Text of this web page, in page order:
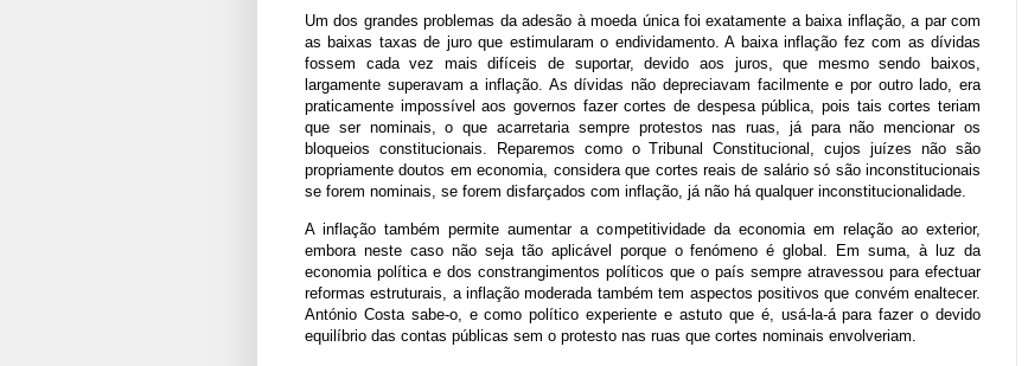
Um dos grandes problemas da adesão à moeda única foi exatamente a baixa inflação, a par com
as baixas taxas de juro que estimularam o endividamento. A baixa inflação fez com as dívidas
fossem cada vez mais difíceis de suportar, devido aos juros, que mesmo sendo baixos,
largamente superavam a inflação. As dívidas não depreciavam facilmente e por outro lado, era
praticamente impossível aos governos fazer cortes de despesa pública, pois tais cortes teriam
que ser nominais, o que acarretaria sempre protestos nas ruas, já para não mencionar os
bloqueios constitucionais. Reparemos como o Tribunal Constitucional, cujos juízes não são
propriamente doutos em economia, considera que cortes reais de salário só são inconstitucionais
se forem nominais, se forem disfarçados com inflação, já não há qualquer inconstitucionalidade.
A inflação também permite aumentar a competitividade da economia em relação ao exterior,
embora neste caso não seja tão aplicável porque o fenómeno é global. Em suma, à luz da
economia política e dos constrangimentos políticos que o país sempre atravessou para efectuar
reformas estruturais, a inflação moderada também tem aspectos positivos que convém enaltecer.
António Costa sabe-o, e como político experiente e astuto que é, usá-la-á para fazer o devido
equilíbrio das contas públicas sem o protesto nas ruas que cortes nominais envolveriam.